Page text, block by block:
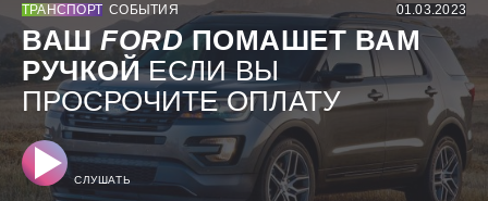
ТРАНСПОРТ СОБЫТИЯ 01.03.2023
ВАШFORDПОМАШЕТ ВАМ
РУЧКОЙЕСЛИ ВЫ
ПРОСРОЧИТЕ ОПЛАТУ
СЛУШАТЬ